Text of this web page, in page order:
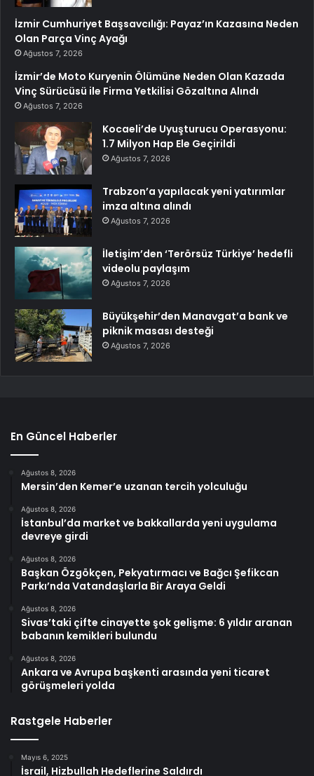
İzmir Cumhuriyet Başsavcılığı: Payaz’ın Kazasına Neden
Olan Parça Vinç Ayağı
Ağustos 7, 2026
İzmir’de Moto Kuryenin Ölümüne Neden Olan Kazada
Vinç Sürücüsü ile Firma Yetkilisi Gözaltına Alındı
Ağustos 7, 2026
Kocaeli’de Uyuşturucu Operasyonu:
1.7 Milyon Hap Ele Geçirildi
Ağustos 7, 2026
Trabzon’a yapılacak yeni yatırımlar
imza altına alındı
Ağustos 7, 2026
İletişim’den ‘Terörsüz Türkiye’ hedefli
videolu paylaşım
Ağustos 7, 2026
Büyükşehir’den Manavgat’a bank ve
piknik masası desteği
Ağustos 7, 2026
En Güncel Haberler
Ağustos 8, 2026
Mersin’den Kemer’e uzanan tercih yolculuğu
Ağustos 8, 2026
İstanbul’da market ve bakkallarda yeni uygulama
devreye girdi
Ağustos 8, 2026
Başkan Özgökçen, Pekyatırmacı ve Bağcı Şefikcan
Parkı’nda Vatandaşlarla Bir Araya Geldi
Ağustos 8, 2026
Sivas’taki çifte cinayette şok gelişme: 6 yıldır aranan
babanın kemikleri bulundu
Ağustos 8, 2026
Ankara ve Avrupa başkenti arasında yeni ticaret
görüşmeleri yolda
Rastgele Haberler
Mayıs 6, 2025
İsrail, Hizbullah Hedeflerine Saldırdı